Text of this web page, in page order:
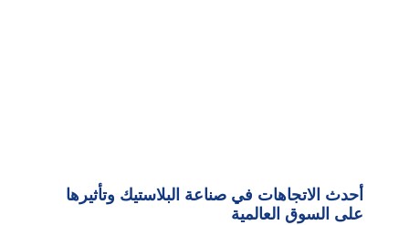
أحدث الاتجاهات في صناعة البلاستيك وتأثيرها
على السوق العالمية